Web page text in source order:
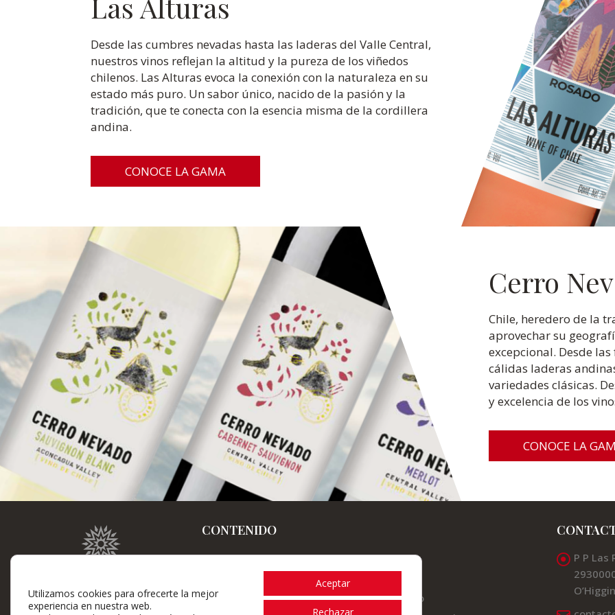
Desde las cumbres nevadas hasta las laderas del Valle Central,
nuestros vinos reflejan la altitud y la pureza de los viñedos
chilenos. Las Alturas evoca la conexión con la naturaleza en su
estado más puro. Un sabor único, nacido de la pasión y la
tradición, que te conecta con la esencia misma de la cordillera
andina.
CONOCE LA GAMA
Cerro
Chile, heredero de la
aprovechar su
excepcional. Desde
cálidas laderas
variedades clásicas.
y excelencia de los
CONOCE LA
CONTENIDO
Home
La Bodega
Valles
Contacto
P P Las
Utilizamos cookies para ofrecerte la mejor
experiencia en nuestra web.
Aceptar
Rechazar